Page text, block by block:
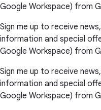
Google Workspace) from
Sign me up to receive
information and special
Google Workspace) from
Sign me up to receive
information and special
Google Workspace) from